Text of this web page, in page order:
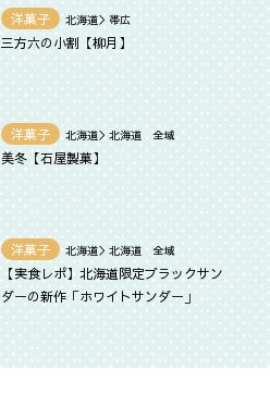
洋菓子 北海道＞帯広
三方六の小割【柳月】
洋菓子 北海道＞北海道 全域
美冬【石屋製菓】
洋菓子 北海道＞北海道 全域
【実食レポ】北海道限定ブラックサン
ダーの新作「ホワイトサンダー」